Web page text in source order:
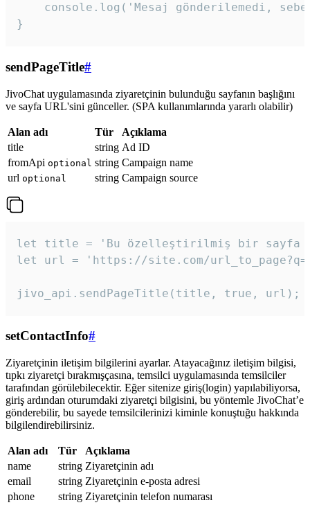
console.log('Mesaj gönderilemedi,
}
sendPageTitle#
JivoChat uygulamasında ziyaretçinin bulunduğu sayfanın başlığını
ve sayfa URL'sini günceller. (SPA kullanımlarında yararlı olabilir)
Alan adı Tür
Açıklama
title
string Ad ID
fromApi optional string Campaign name
url optional string Campaign source
let title = 'Bu özelleştirilmiş bir sayfa
let url = 'https://site.com/
jivo_api.sendPageTitle(title, true, url);
setContactInfo#
Ziyaretçinin iletişim bilgilerini ayarlar. Atayacağınız iletişim bilgisi,
tıpkı ziyaretçi bırakmışçasına, temsilci uygulamasında temsilciler
tarafından görülebilecektir. Eğer sitenize giriş(login) yapılabiliyorsa,
giriş ardından oturumdaki ziyaretçi bilgisini, bu yöntemle JivoChat’e
gönderebilir, bu sayede temsilcilerinizi kiminle konuştuğu hakkında
bilgilendirebilirsiniz.
Alan adı Tür
Açıklama
name
string Ziyaretçinin adı
email
string Ziyaretçinin e-posta adresi
phone
string Ziyaretçinin telefon numarası